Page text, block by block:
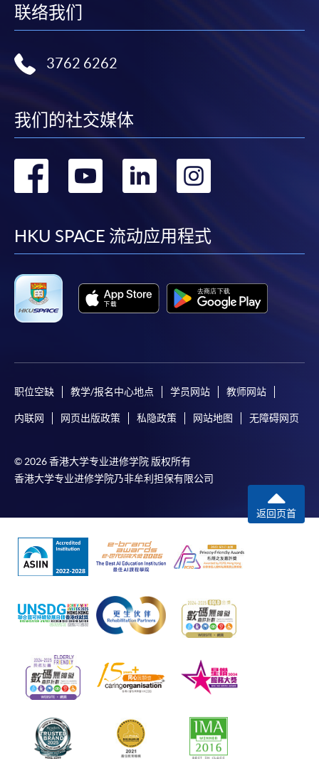
联络我们
3762 6262
我们的社交媒体
转
facebook
转
youtube
转
linkedin
转
HKU SPACE 流动应用程式
职位空缺 教学/报名中心地点 学员网站 教师网站
内联网 网页出版政策 私隐政策 网站地图 无障碍网页
© 2026 香港大学专业进修学院 版权所有
香港大学专业进修学院乃非牟利担保有限公司
返回页首